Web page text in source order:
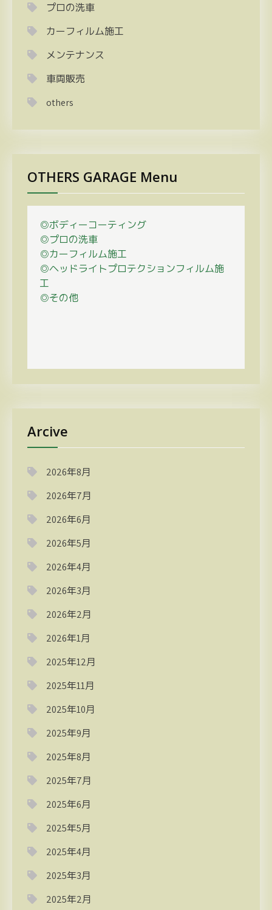
プロの洗車
カーフィルム施工
メンテナンス
車両販売
others
OTHERS GARAGE Menu
◎ボディーコーティング
◎プロの洗車
◎カーフィルム施工
◎ヘッドライトプロテクションフィルム施
工
◎その他
Arcive
2026年8月
2026年7月
2026年6月
2026年5月
2026年4月
2026年3月
2026年2月
2026年1月
2025年12月
2025年11月
2025年10月
2025年9月
2025年8月
2025年7月
2025年6月
2025年5月
2025年4月
2025年3月
2025年2月